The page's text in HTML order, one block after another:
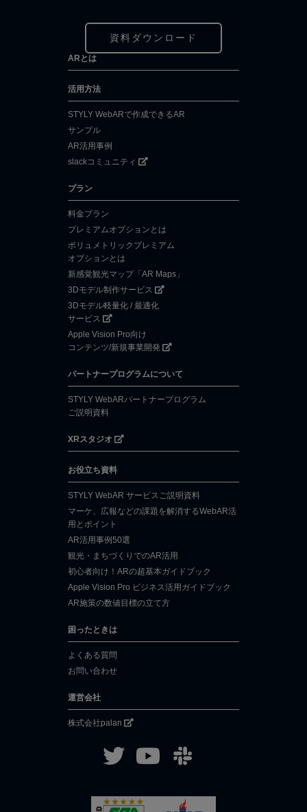
資料ダウンロード
ARとは
活用方法
STYLY WebARで作成できるAR
サンプル
AR活用事例
slackコミュニティ
プラン
料金プラン
プレミアムオプションとは
ボリュメトリックプレミアム
オプションとは
新感覚観光マップ「AR Maps」
3Dモデル制作サービス
3Dモデル軽量化 / 最適化
サービス
Apple Vision Pro向け
コンテンツ/新規事業開発
パートナープログラムについて
STYLY WebARパートナープログラム
ご説明資料
XRスタジオ
お役立ち資料
STYLY WebAR サービスご説明資料
マーケ、広報などの課題を解消するWebAR活
用とポイント
AR活用事例50選
観光・まちづくりでのAR活用
初心者向け！ARの超基本ガイドブック
Apple Vision Pro ビジネス活用ガイドブック
AR施策の数値目標の立て方
困ったときは
よくある質問
お問い合わせ
運営会社
株式会社palan